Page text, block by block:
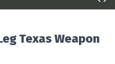
Texas Weapon